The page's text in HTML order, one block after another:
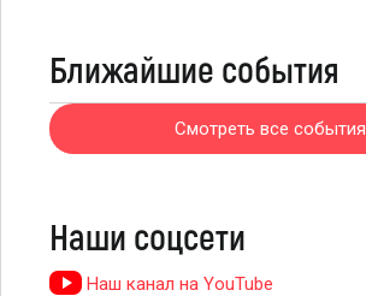
Ближайшие события
Смотреть все события
Наши соцсети
Наш канал на YouTube